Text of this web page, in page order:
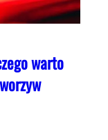
warto